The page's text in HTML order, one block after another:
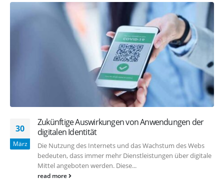
30
März
Zukünftige Auswirkungen von Anwendungen der
digitalen Identität
Die Nutzung des Internets und das Wachstum des Webs
bedeuten, dass immer mehr Dienstleistungen über digitale
Mittel angeboten werden. Diese...
read more